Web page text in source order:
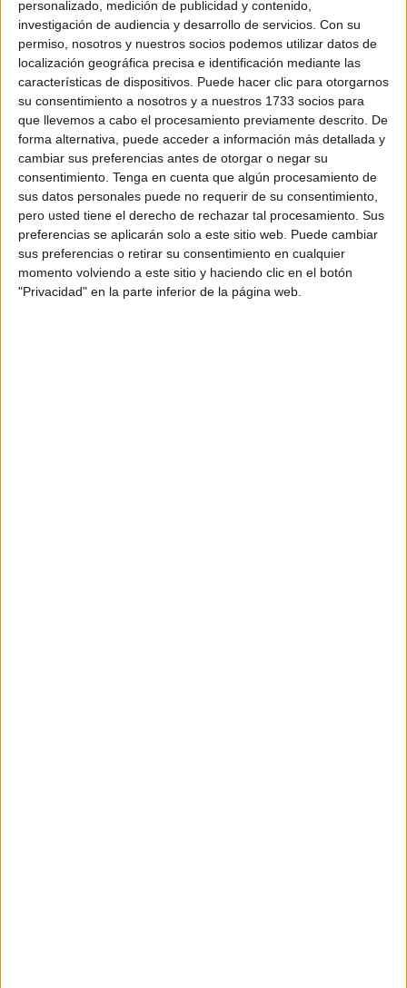
personalizado, medición de publicidad y contenido,
investigación de audiencia y desarrollo de servicios. Con su
permiso, nosotros y nuestros socios podemos utilizar datos de
localización geográfica precisa e identificación mediante las
características de dispositivos. Puede hacer clic para otorgarnos
su consentimiento a nosotros y a nuestros 1733 socios para
que llevemos a cabo el procesamiento previamente descrito. De
forma alternativa, puede acceder a información más detallada y
cambiar sus preferencias antes de otorgar o negar su
consentimiento. Tenga en cuenta que algún procesamiento de
sus datos personales puede no requerir de su consentimiento,
pero usted tiene el derecho de rechazar tal procesamiento. Sus
preferencias se aplicarán solo a este sitio web. Puede cambiar
sus preferencias o retirar su consentimiento en cualquier
momento volviendo a este sitio y haciendo clic en el botón
"Privacidad" en la parte inferior de la página web.